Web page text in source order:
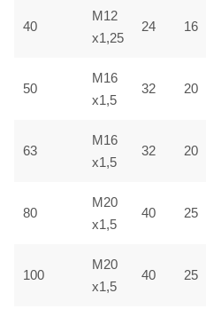
40
M12
x1,25
24 16
50
M16
x1,5
32 20
63
M16
x1,5
32 20
80
M20
x1,5
40 25
100
M20
x1,5
40 25